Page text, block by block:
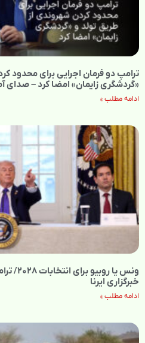
ترامپ دو فرمان اجرایی برای محدود
«گردشگری زایمان» امضا کرد – صدای
ادامه مطلب »
ونس یا
خبرگزاری ایرنا
ادامه مطلب »